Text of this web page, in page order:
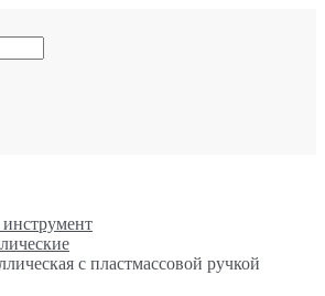
с пластмассовой ручкой